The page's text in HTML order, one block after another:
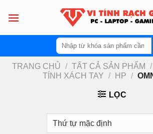
Tìm
kiếm:
TRANG CHỦ / TẤT CẢ SẢN PHẨM /
TÍNH XÁCH TAY
/ HP /
LỌC